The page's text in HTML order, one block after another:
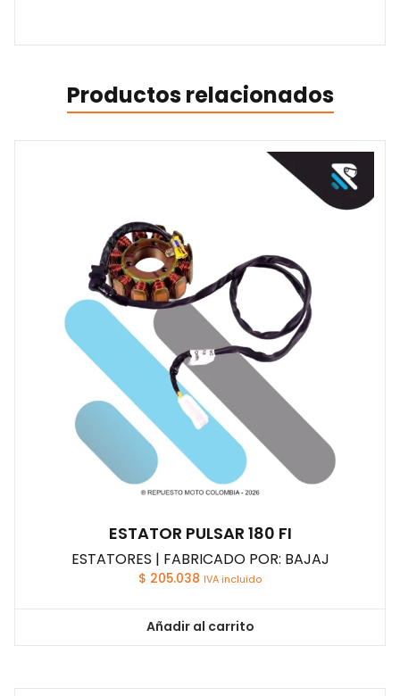
Productos relacionados
ESTATOR PULSAR 180 FI
ESTATORES | FABRICADO POR: BAJAJ
$ 205.038 IVA incluido
Añadir al carrito